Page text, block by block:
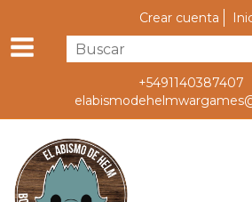
Crear cuenta
+5491140387407